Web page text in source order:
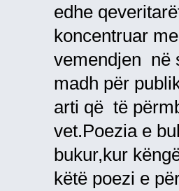
edhe
koncentruar
vemendjen në
madh për
arti që të
vet.Poezia e
bukur,kur
këtë poezi e